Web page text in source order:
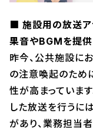
■ 施設用の放送ア
果音やBGMを提供
昨今、公共施設に
の注意喚起のため
性が高まっていま
した放送を行うに
があり、業務担当